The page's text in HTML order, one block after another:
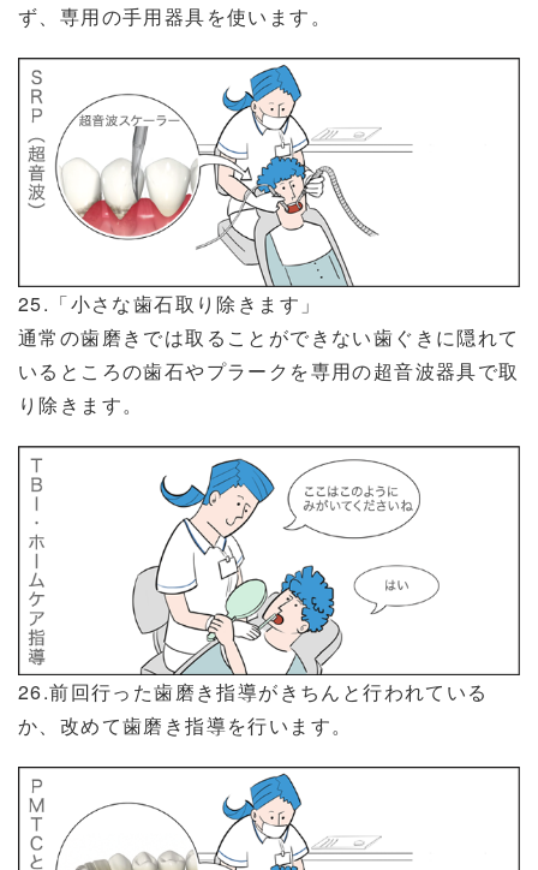
ず、専用の手用器具を使います。
25.「小さな歯石取り除きます」
通常の歯磨きでは取ることができない歯ぐきに隠れて
いるところの歯石やプラークを専用の超音波器具で取
り除きます。
26.前回行った歯磨き指導がきちんと行われている
か、改めて歯磨き指導を行います。